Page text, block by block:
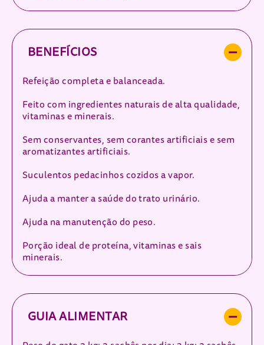
BENEFÍCIOS
Refeição completa e balanceada.
Feito com ingredientes naturais de alta qualidade,
vitaminas e minerais.
Sem conservantes, sem corantes artificiais e sem
aromatizantes artificiais.
Suculentos pedacinhos cozidos a vapor.
Ajuda a manter a saúde do trato urinário.
Ajuda na manutenção do peso.
Porção ideal de proteína, vitaminas e sais
minerais.
GUIA ALIMENTAR